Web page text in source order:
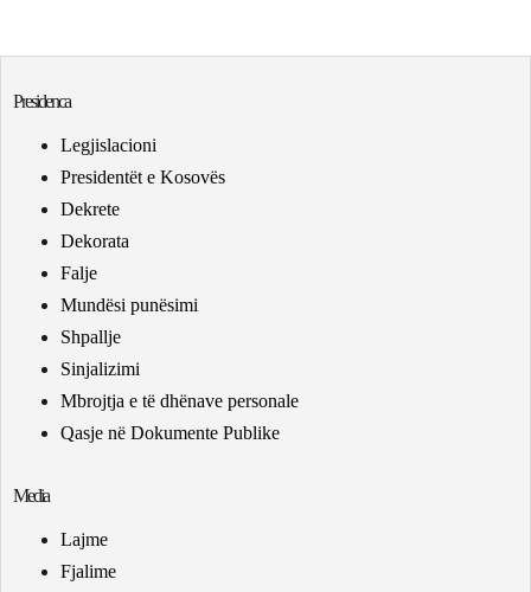
Presidenca
Legjislacioni
Presidentët e Kosovës
Dekrete
Dekorata
Falje
Mundësi punësimi
Shpallje
Sinjalizimi
Mbrojtja e të dhënave personale
Qasje në Dokumente Publike
Media
Lajme
Fjalime